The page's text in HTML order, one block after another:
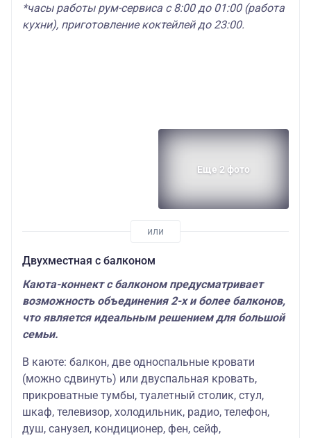
*часы работы рум-сервиса с 8:00 до 01:00 (работа
кухни), приготовление коктейлей до 23:00.
Еще 2 фото
Двухместная c балконом
Каюта-коннект с балконом предусматривает
возможность объединения 2-х и более балконов,
что является идеальным решением для большой
семьи.
В каюте: балкон, две односпальные кровати
(можно сдвинуть) или двуспальная кровать,
прикроватные тумбы, туалетный столик, стул,
шкаф, телевизор, холодильник, радио, телефон,
душ, санузел, кондиционер, фен, сейф,